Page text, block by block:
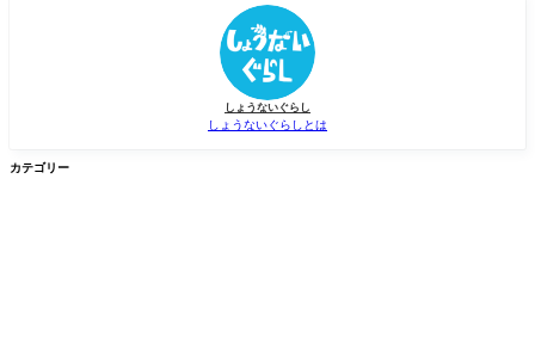
しょうないぐらし
しょうないぐらしとは
カテゴリー